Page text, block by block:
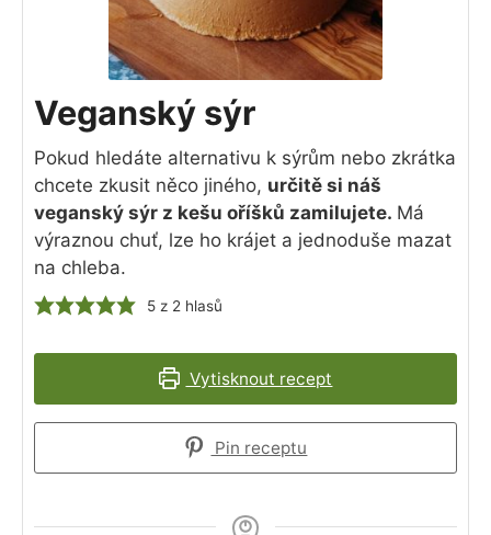
Veganský sýr
Pokud hledáte alternativu k sýrům nebo zkrátka
chcete zkusit něco jiného, určitě si náš
veganský sýr z kešu oříšků zamilujete. Má
výraznou chuť, lze ho krájet a jednoduše mazat
na chleba.
5 z 2 hlasů
Vytisknout recept
Pin receptu